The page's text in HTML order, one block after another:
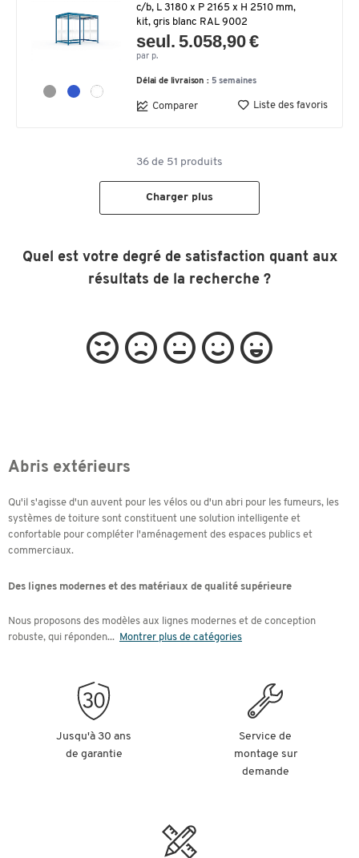
c/b, L 3180 x P 2165 x H 2510 mm,
kit, gris blanc RAL 9002
seul. 5.058,90 €
par p.
Délai de livraison : 5 semaines
Comparer Liste des favoris
36 de 51 produits
Charger plus
Quel est votre degré de satisfaction quant aux
résultats de la recherche ?
Abris extérieurs
Qu'il s'agisse d'un auvent pour les vélos ou d'un abri pour les fumeurs, les
systèmes de toiture sont constituent une solution intelligente et
confortable pour compléter l'aménagement des espaces publics et
commerciaux.
Des lignes modernes et des matériaux de qualité supérieure
Nous proposons des modèles aux lignes modernes et de conception
robuste, qui réponden... Montrer plus de catégories
Jusqu'à 30 ans
de garantie
Service de
montage sur
demande